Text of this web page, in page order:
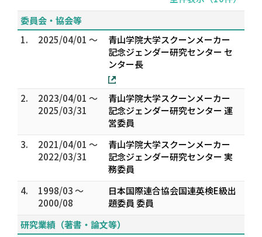
委員会・協会等
1.
2025/04/01 ～
青山学院大学スクーンメーカー
記念ジェンダー研究センター セ
ンター長
2.
2023/04/01 ～
2025/03/31
青山学院大学スクーンメーカー
記念ジェンダー研究センター 運
営委員
3.
2021/04/01 ～
2022/03/31
青山学院大学スクーンメーカー
記念ジェンダー研究センター 実
務委員
4.
1998/03 ～
2000/08
日本国際連合協会国連英検E級出
題委員 委員
研究業績（著書・論文等）